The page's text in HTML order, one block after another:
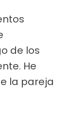
de los
He
la pareja